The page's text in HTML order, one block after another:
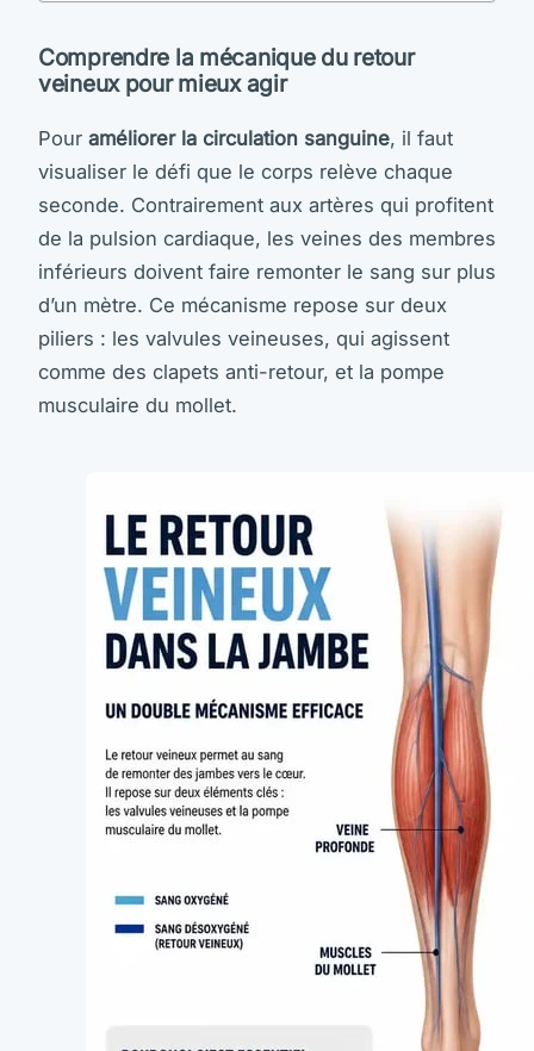
Comprendre la mécanique du retour
veineux pour mieux agir
Pour améliorer la circulation sanguine, il faut
visualiser le défi que le corps relève chaque
seconde. Contrairement aux artères qui profitent
de la pulsion cardiaque, les veines des membres
inférieurs doivent faire remonter le sang sur plus
d’un mètre. Ce mécanisme repose sur deux
piliers : les valvules veineuses, qui agissent
comme des clapets anti-retour, et la pompe
musculaire du mollet.